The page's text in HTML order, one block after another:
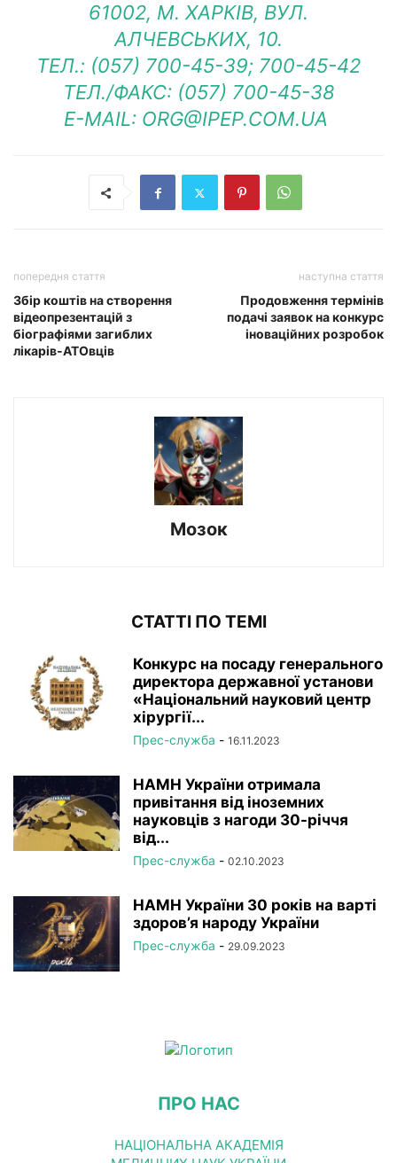
61002, М. ХАРКІВ, ВУЛ.
АЛЧЕВСЬКИХ, 10.
ТЕЛ.: (057) 700-45-39; 700-45-42
ТЕЛ./ФАКС: (057) 700-45-38
E-MAIL: ORG@IPEP.COM.UA
попередня стаття
Збір коштів на створення
відеопрезентацій з
біографіями загиблих
лікарів-АТОвців
наступна стаття
Продовження термінів
подачі заявок на конкурс
іноваційних розробок
Мозок
СТАТТІ ПО ТЕМІ
Конкурс на посаду генерального
директора державної установи
«Національний науковий центр
хірургії...
Прес-служба - 16.11.2023
НАМН України отримала
привітання від іноземних
науковців з нагоди 30-річчя
від...
Прес-служба - 02.10.2023
НАМН України 30 років на варті
здоров’я народу України
Прес-служба - 29.09.2023
ПРО НАС
НАЦІОНАЛЬНА АКАДЕМІЯ